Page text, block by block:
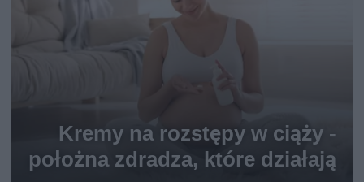
Kremy na rozstępy w ciąży -
położna zdradza, które działają